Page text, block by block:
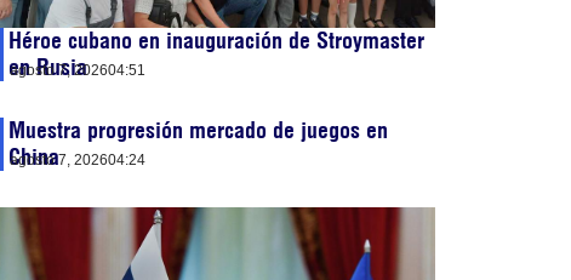
Héroe cubano en inauguración de Stroymaster
en Rusia
agosto 7, 202604:51
Muestra progresión mercado de juegos en
China
agosto 7, 202604:24